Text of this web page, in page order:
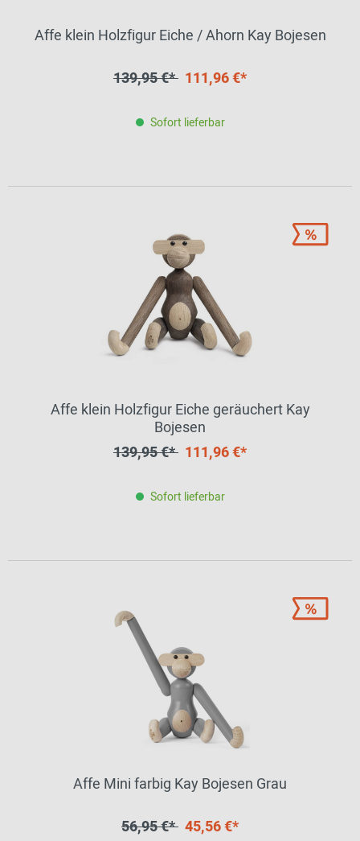
Affe klein Holzfigur Eiche / Ahorn Kay Bojesen
139,95 €* 111,96 €*
Sofort lieferbar
Affe klein Holzfigur Eiche geräuchert Kay
Bojesen
139,95 €* 111,96 €*
Sofort lieferbar
Affe Mini farbig Kay Bojesen Grau
56,95 €* 45,56 €*